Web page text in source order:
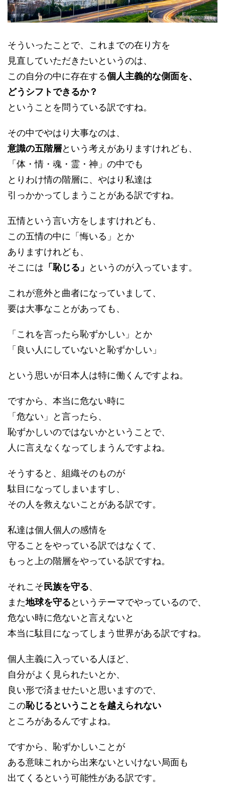
そういったことで、これまでの在り方を
見直していただきたいというのは、
この自分の中に存在する個人主義的な側面を、
どうシフトできるか？
ということを問うている訳ですね。
その中でやはり大事なのは、
意識の五階層という考えがありますけれども、
「体・情・魂・霊・神」の中でも
とりわけ情の階層に、やはり私達は
引っかかってしまうことがある訳ですね。
五情という言い方をしますけれども、
この五情の中に「悔いる」とか
ありますけれども、
そこには 「恥じる」 というのが入っています。
これが意外と曲者になっていまして、
要は大事なことがあっても、
「これを言ったら恥ずかしい」とか
「良い人にしていないと恥ずかしい」
という思いが日本人は特に働くんですよね。
ですから、本当に危ない時に
「危ない」と言ったら、
恥ずかしいのではないかということで、
人に言えなくなってしまうんですよね。
そうすると、組織そのものが
駄目になってしまいますし、
その人を救えないことがある訳です。
私達は個人個人の感情を
守ることをやっている訳ではなくて、
もっと上の階層をやっている訳ですね。
それこそ民族を守る、
また地球を守る というテーマでやっているので、
危ない時に危ないと言えないと
本当に駄目になってしまう世界がある訳ですね。
個人主義に入っている人ほど、
自分がよく見られたいとか、
良い形で済ませたいと思いますので、
この恥じるということを越えられない
ところがあるんですよね。
ですから、恥ずかしいことが
ある意味これから出来ないといけない局面も
出てくるという可能性がある訳です。